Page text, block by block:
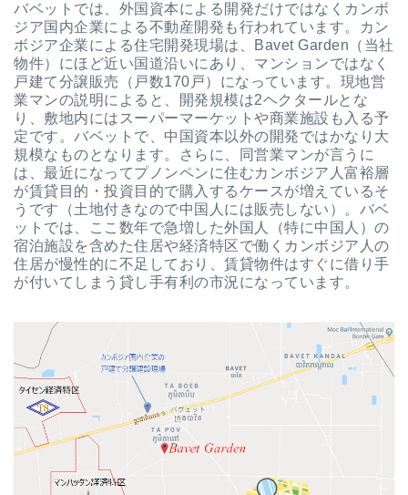
バベットでは、外国資本による開発だけではなくカンボ
ジア国内企業による不動産開発も行われています。カン
ボジア企業による住宅開発現場は、Bavet Garden（当社
物件）にほど近い国道沿いにあり、マンションではなく
戸建て分譲販売（戸数170戸）になっています。現地営
業マンの説明によると、開発規模は2ヘクタールとな
り、敷地内にはスーパーマーケットや商業施設も入る予
定です。バベットで、中国資本以外の開発ではかなり大
規模なものとなります。さらに、同営業マンが言うに
は、最近になってプノンペンに住むカンボジア人富裕層
が賃貸目的・投資目的で購入するケースが増えているそ
うです（土地付きなので中国人には販売しない）。バベ
ットでは、ここ数年で急増した外国人（特に中国人）の
宿泊施設を含めた住居や経済特区で働くカンボジア人の
住居が慢性的に不足しており、賃貸物件はすぐに借り手
が付いてしまう貸し手有利の市況になっています。